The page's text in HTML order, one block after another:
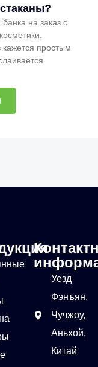
на заказ с
кажется простым
Уезд
Фэнъян,
Чучжоу,
Аньхой,
Китай